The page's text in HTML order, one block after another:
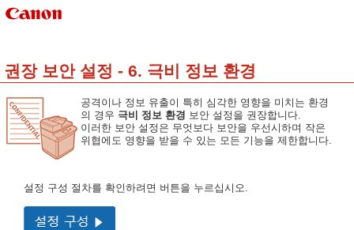
권장 보안 설정 - 6. 극비 정보 환경
공격이나 정보 유출이 특히 심각한 영향을 미치는 환경
의 경우 극비 정보 환경 보안 설정을 권장합니다.
이러한 보안 설정은 무엇보다 보안을 우선시하며 작은
위협에도 영향을 받을 수 있는 모든 기능을 제한합니다.
설정 구성 절차를 확인하려면 버튼을 누르십시오.